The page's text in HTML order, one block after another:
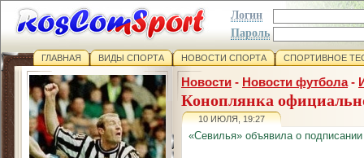
Логин
Пароль
ГЛАВНАЯ ВИДЫ СПОРТА НОВОСТИ СПОРТА СПОРТИВНОЕ
Новости - Новости футбола-
Коноплянка
10 ИЮЛЯ, 19:27
«Севилья» объявила о